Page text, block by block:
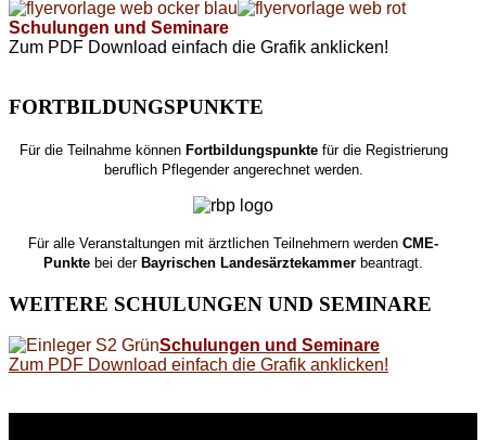
Schulungen und Seminare
Zum PDF Download einfach die Grafik anklicken!
FORTBILDUNGSPUNKTE
Für die Teilnahme könnenFortbildungspunktefür die Registrierung
beruflich Pflegender angerechnet werden.
Für alle Veranstaltungen mit ärztlichen Teilnehmern werdenCME-
Punkte bei derBayrischen Landesärztekammer beantragt.
WEITERE SCHULUNGEN UND SEMINARE
Schulungen und Seminare
Zum PDF Download einfach die Grafik anklicken!